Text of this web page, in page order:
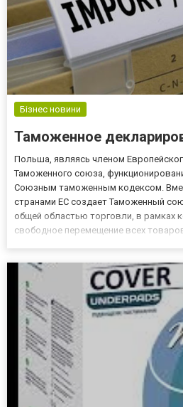
Бізнес новини
Таможенное
Польша, являясь членом
Таможенного союза,
Союзным таможенным кодексом.
странами ЕС создает Таможенный
общей областью торговли, в рамках
свободное перемещение всех
Польше?...